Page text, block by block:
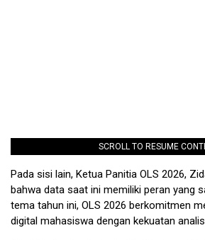
SCROLL TO RESUME
Pada sisi lain, Ketua Panitia OLS 2026,
bahwa data saat ini memiliki peran yang
tema tahun ini, OLS 2026 berkomitmen
digital mahasiswa dengan kekuatan